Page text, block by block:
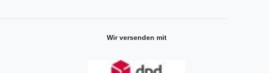
Wir versenden mit